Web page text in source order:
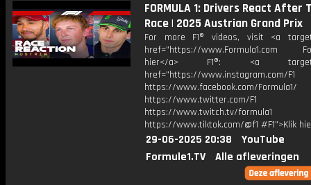
FORMULA 1: Drivers React After
Race | 2025 Austrian Grand Prix
For more F1® videos, visit <a
href="https://www.Formula1.com
hier</a> F1®: <a
href="https://www.instagram.com/F1
https://www.facebook.com/Formula1/
https://www.twitter.com/F1
https://www.twitch.tv/formula1
https://www.tiktok.com/@f1 #F1">Klik
29-06-2025 20:38
YouTube
Formule1.TV
Alle afleveringen